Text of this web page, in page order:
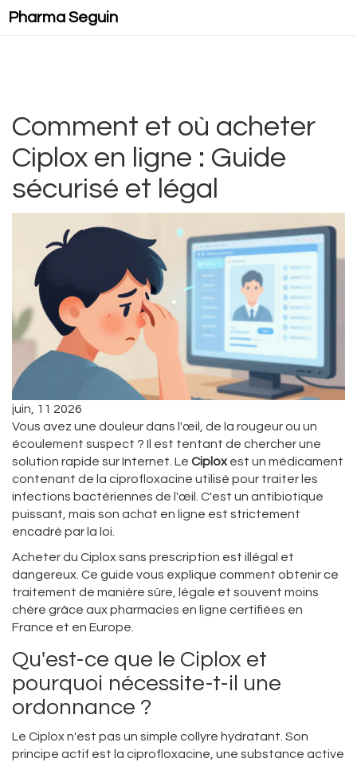
Pharma Seguin
Comment et où acheter
Ciplox en ligne : Guide
sécurisé et légal
juin, 11 2026
Vous avez une douleur dans l'œil, de la rougeur ou un
écoulement suspect ? Il est tentant de chercher une
solution rapide sur Internet. Le Ciploxest un médicament
contenant de la ciprofloxacine utilisé pour traiter les
infections bactériennes de l'œil
. C'est un antibiotique
puissant, mais son achat en ligne est strictement
encadré par la loi.
Acheter du Ciplox sans prescription est illégal et
dangereux. Ce guide vous explique comment obtenir ce
traitement de manière sûre, légale et souvent moins
chère grâce aux pharmacies en ligne certifiées en
France et en Europe.
Qu'est-ce que le Ciplox et
pourquoi nécessite-t-il une
ordonnance ?
Le Ciplox n'est pas un simple collyre hydratant. Son
principe actif est la ciprofloxacine une substance active